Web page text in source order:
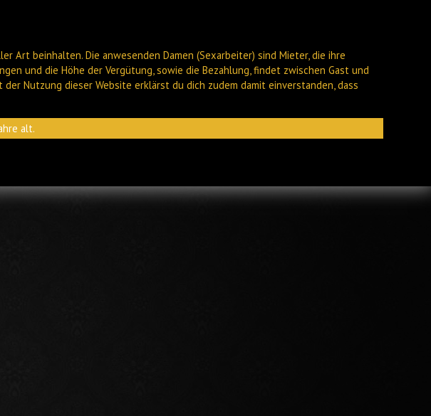
HOF
Art beinhalten. Die anwesenden Damen (Sexarbeiter) sind Mieter, die ihre
und die Höhe der Vergütung, sowie die Bezahlung, findet zwischen Gast und
Nutzung dieser Website erklärst du dich zudem damit einverstanden, dass
alt.